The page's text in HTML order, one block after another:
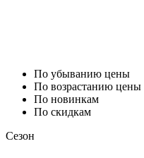
По убыванию цены
По возрастанию цены
По новинкам
По скидкам
Сезон